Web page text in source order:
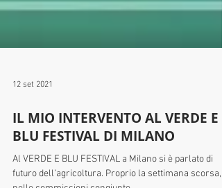
IL MIO INTERVENTO AL VERDE E
BLU FESTIVAL DI MILANO